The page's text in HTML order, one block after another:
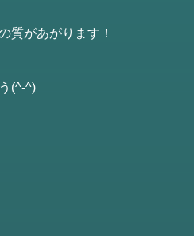
質があがります！
(^-^)